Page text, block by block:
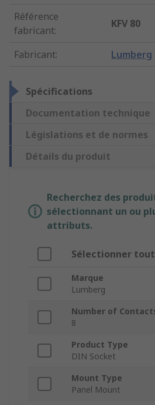
Référence
fabricant:
KFV 80
Fabricant: Lumberg
Spécifications
Documentation technique
Législations et de normes
Détails du produit
Recherchez des
sélectionnant un ou
attributs.
Sélectionner tout
Marque
Lumberg
Number of
8
Product Type
DIN Socket
Mount Type
Panel Mount